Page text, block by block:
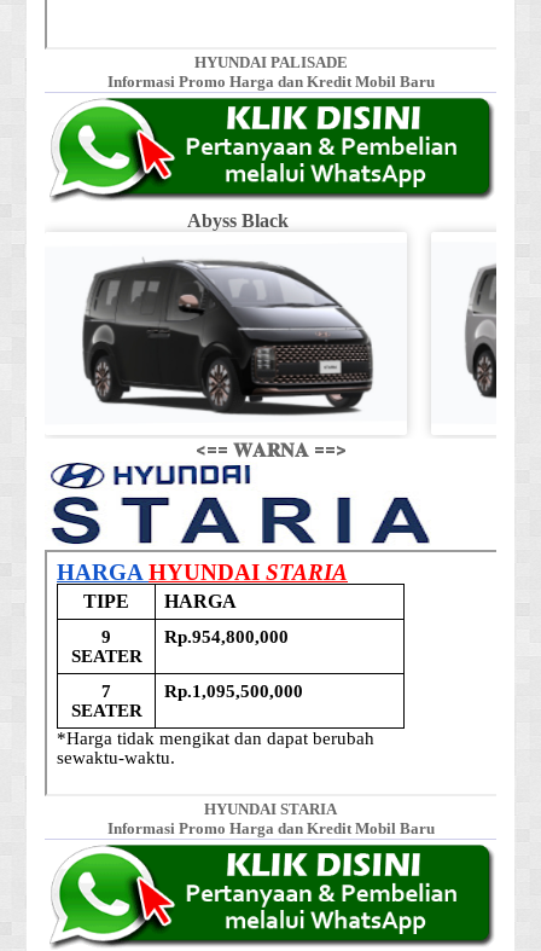
HYUNDAI PALISADE
Informasi Promo Harga dan Kredit Mobil Baru
Abyss Black
<== 𝐖𝐀𝐑𝐍𝐀 ==>
HYUNDAI STARIA
Informasi Promo Harga dan Kredit Mobil Baru